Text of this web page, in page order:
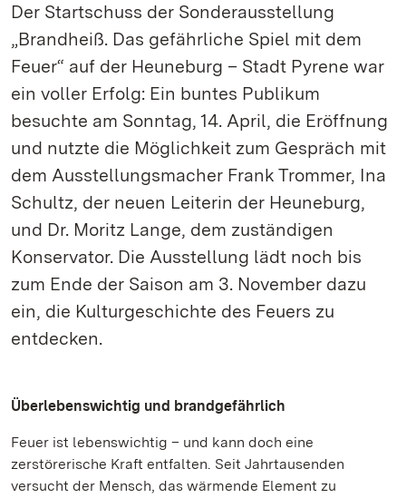
Der Startschuss der Sonderausstellung
„Brandheiß. Das gefährliche Spiel mit dem
Feuer“ auf der Heuneburg – Stadt Pyrene war
ein voller Erfolg: Ein buntes Publikum
besuchte am Sonntag, 14. April, die Eröffnung
und nutzte die Möglichkeit zum Gespräch mit
dem Ausstellungsmacher Frank Trommer, Ina
Schultz, der neuen Leiterin der Heuneburg,
und Dr. Moritz Lange, dem zuständigen
Konservator. Die Ausstellung lädt noch bis
zum Ende der Saison am 3. November dazu
ein, die Kulturgeschichte des Feuers zu
entdecken.
Überlebenswichtig und brandgefährlich
Feuer ist lebenswichtig – und kann doch eine
zerstörerische Kraft entfalten. Seit Jahrtausenden
versucht der Mensch, das wärmende Element zu